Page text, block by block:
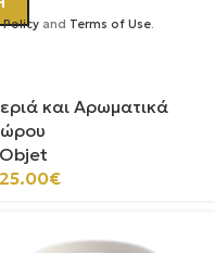
Policy and Terms of Use.
| Jasmin d’Inde
και Αρωματικά
€